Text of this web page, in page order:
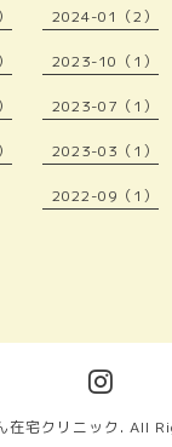
2024-01（2）
2023-10（1）
2023-07（1）
2023-03（1）
2022-09（1）
在宅クリニック . All